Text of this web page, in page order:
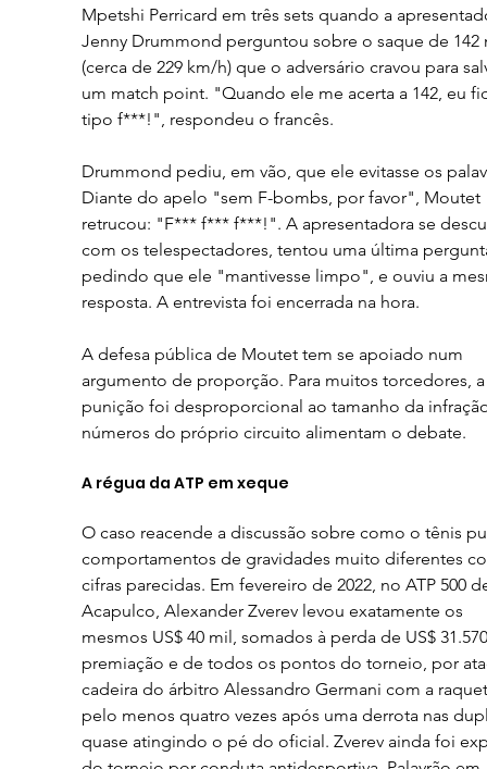
Mpetshi Perricard em três sets quando a
Jenny Drummond perguntou sobre o saque de
(cerca de 229 km/h) que o adversário cravou para
um match point. "Quando ele me acerta a 142, eu
tipo f***!", respondeu o francês.
Drummond pediu, em vão, que ele evitasse os
Diante do apelo "sem F-bombs, por favor", Moutet
retrucou: "F*** f*** f***!". A apresentadora se
com os telespectadores, tentou uma última
pedindo que ele "mantivesse limpo", e ouviu a
resposta. A entrevista foi encerrada na hora.
A defesa pública de Moutet tem se apoiado num
argumento de proporção. Para muitos torcedores,
punição foi desproporcional ao tamanho da
números do próprio circuito alimentam o debate.
A régua da ATP em xeque
O caso reacende a discussão sobre como o tênis
comportamentos de gravidades muito diferentes
cifras parecidas. Em fevereiro de 2022, no ATP 500
Acapulco, Alexander Zverev levou exatamente os
mesmos US$ 40 mil, somados à perda de US$
premiação e de todos os pontos do torneio, por
cadeira do árbitro Alessandro Germani com a
pelo menos quatro vezes após uma derrota nas
quase atingindo o pé do oficial. Zverev ainda foi